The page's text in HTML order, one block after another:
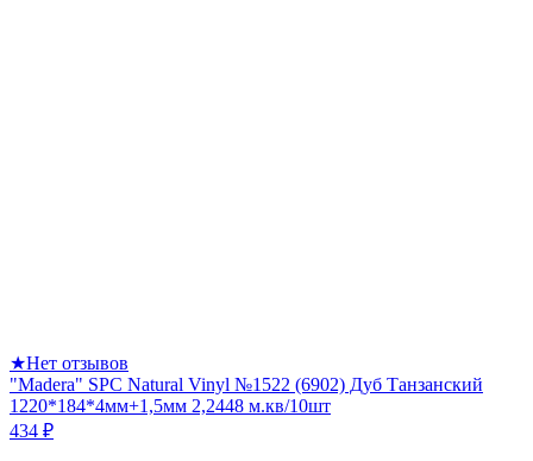
★Нет отзывов
"Madera" SPC Natural Vinyl №1522 (6902) Дуб Танзанский
1220*184*4мм+1,5мм 2,2448 м.кв/10шт
434 ₽